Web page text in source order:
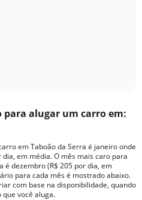
para alugar um carro em:
em Taboão da Serra é janeiro onde
em média. O mês mais caro para
é dezembro (R$ 205 por dia, em
para cada mês é mostrado abaixo.
com base na disponibilidade, quando
você aluga.